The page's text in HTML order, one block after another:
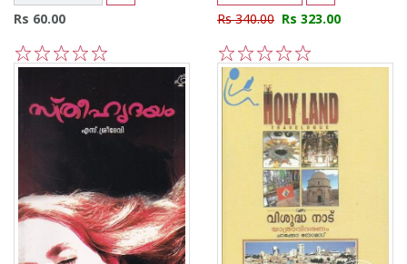
Rs 60.00
5
4
3
2
1
Rs 340.00 Rs 323.00
5
4
3
2
1